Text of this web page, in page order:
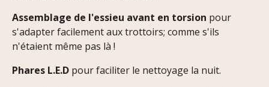
Assemblage de l'essieu avant en torsion pour
s'adapter facilement aux trottoirs; comme s'ils
n'étaient même pas là !
Phares L.E.D pour faciliter le nettoyage la nuit.